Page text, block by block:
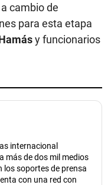
cambio de
para esta etapa
y funcionarios
internacional
más de dos mil medios
los soportes de prensa
con una red con